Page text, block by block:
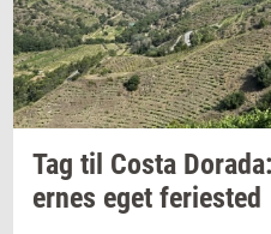
Tag til Costa Dora­da:
er­nes eget fe­ri­e­sted